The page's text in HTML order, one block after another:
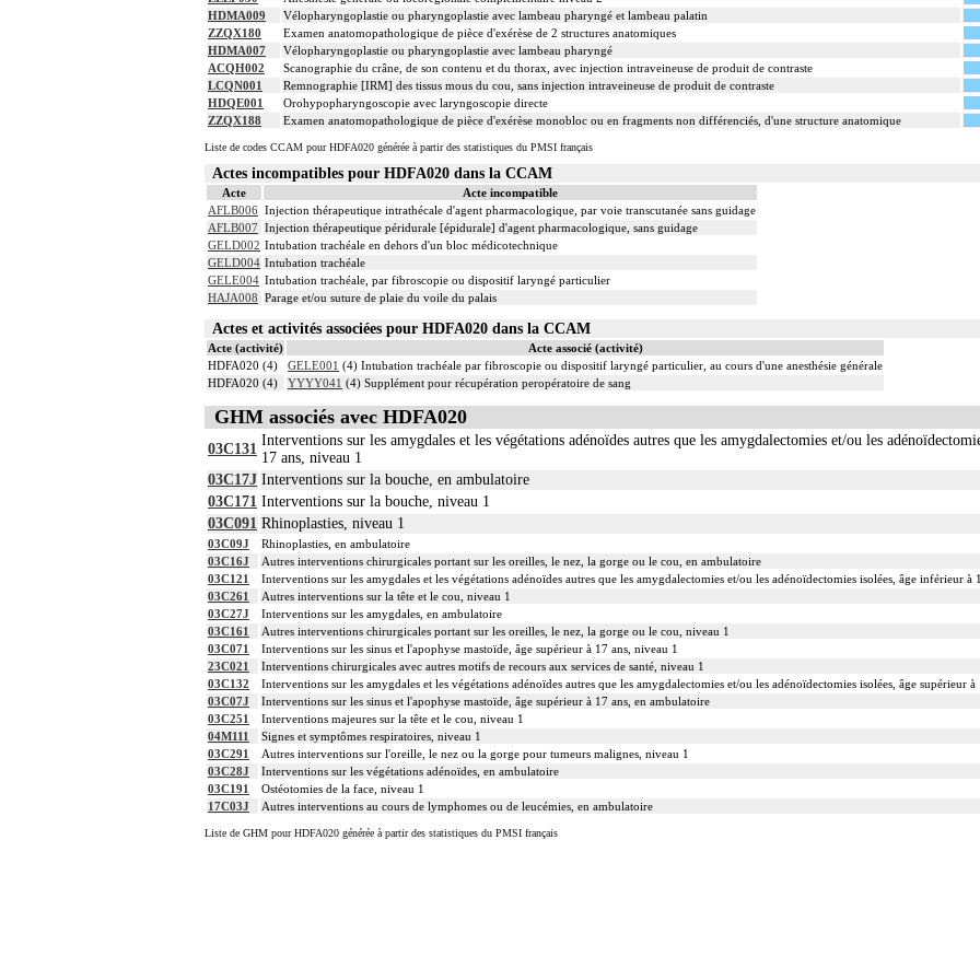
HDMA009
Vélopharyngoplastie ou pharyngoplastie avec lambeau pharyngé et lambeau palatin
ZZQX180
Examen anatomopathologique de pièce d'exérèse de 2 structures anatomiques
HDMA007
Vélopharyngoplastie ou pharyngoplastie avec lambeau pharyngé
ACQH002
Scanographie du crâne, de son contenu et du thorax, avec injection intraveineuse de produit de contraste
LCQN001
Remnographie [IRM] des tissus mous du cou, sans injection intraveineuse de produit de contraste
HDQE001
Orohypopharyngoscopie avec laryngoscopie directe
ZZQX188
Examen anatomopathologique de pièce d'exérèse monobloc ou en fragments non différenciés, d'une structure anatomique
Liste de codes CCAM pour HDFA020 générée à partir des statistiques du PMSI français
Actes incompatibles pour HDFA020 dans la CCAM
Acte
Acte incompatible
AFLB006 Injection thérapeutique intrathécale d'agent pharmacologique, par voie transcutanée sans guidage
AFLB007 Injection thérapeutique péridurale [épidurale] d'agent pharmacologique, sans guidage
GELD002 Intubation trachéale en dehors d'un bloc médicotechnique
GELD004 Intubation trachéale
GELE004 Intubation trachéale, par fibroscopie ou dispositif laryngé particulier
HAJA008 Parage et/ou suture de plaie du voile du palais
Actes et activités associées pour HDFA020 dans la CCAM
Acte (activité)
Acte associé (activité)
HDFA020 (4)
GELE001 (4) Intubation trachéale par fibroscopie ou dispositif laryngé particulier, au cours d'une anesthésie générale
HDFA020 (4)
YYYY041 (4) Supplément pour récupération peropératoire de sang
GHM associés avec HDFA020
03C131
Interventions sur les amygdales et les végétations adénoïdes autres que les amygdalectomies et/ou les
17 ans, niveau 1
03C17J Interventions sur la bouche, en ambulatoire
03C171 Interventions sur la bouche, niveau 1
03C091 Rhinoplasties, niveau 1
03C09J
Rhinoplasties, en ambulatoire
03C16J
Autres interventions chirurgicales portant sur les oreilles, le nez, la gorge ou le cou, en ambulatoire
03C121
Interventions sur les amygdales et les végétations adénoïdes autres que les amygdalectomies et/ou les adénoïdectomies isolées, âge inférieur à
03C261
Autres interventions sur la tête et le cou, niveau 1
03C27J
Interventions sur les amygdales, en ambulatoire
03C161
Autres interventions chirurgicales portant sur les oreilles, le nez, la gorge ou le cou, niveau 1
03C071
Interventions sur les sinus et l'apophyse mastoïde, âge supérieur à 17 ans, niveau 1
23C021
Interventions chirurgicales avec autres motifs de recours aux services de santé, niveau 1
03C132
Interventions sur les amygdales et les végétations adénoïdes autres que les amygdalectomies et/ou les adénoïdectomies isolées, âge supérieur
03C07J
Interventions sur les sinus et l'apophyse mastoïde, âge supérieur à 17 ans, en ambulatoire
03C251
Interventions majeures sur la tête et le cou, niveau 1
04M111
Signes et symptômes respiratoires, niveau 1
03C291
Autres interventions sur l'oreille, le nez ou la gorge pour tumeurs malignes, niveau 1
03C28J
Interventions sur les végétations adénoïdes, en ambulatoire
03C191
Ostéotomies de la face, niveau 1
17C03J
Autres interventions au cours de lymphomes ou de leucémies, en ambulatoire
Liste de GHM pour HDFA020 générée à partir des statistiques du PMSI français